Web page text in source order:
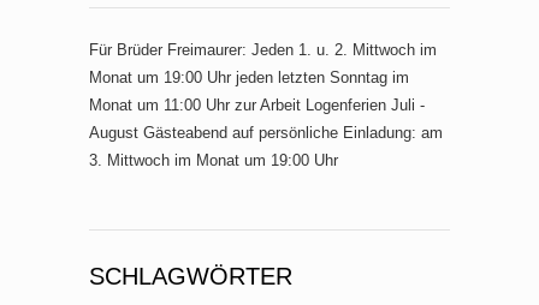
Für Brüder Freimaurer: Jeden 1. u. 2. Mittwoch im
Monat um 19:00 Uhr jeden letzten Sonntag im
Monat um 11:00 Uhr zur Arbeit Logenferien Juli -
August Gästeabend auf persönliche Einladung: am
3. Mittwoch im Monat um 19:00 Uhr
SCHLAGWÖRTER